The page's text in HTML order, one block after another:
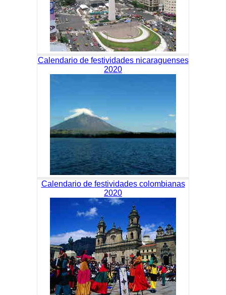
Calendario de festividades nicaraguenses
2020
Calendario de festividades colombianas
2020